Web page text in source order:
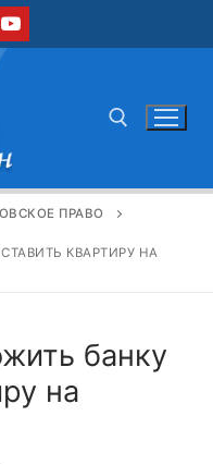
ПРАВО
КВАРТИРУ НА
банку
на